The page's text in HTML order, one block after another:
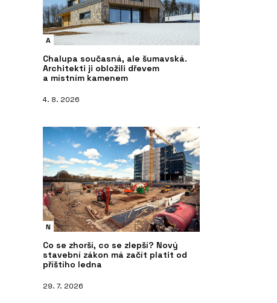
A
Chalupa současná, ale šumavská.
Architekti ji obložili dřevem
a místním kamenem
4. 8. 2026
N
Co se zhorší, co se zlepší? Nový
stavební zákon má začít platit od
příštího ledna
29. 7. 2026